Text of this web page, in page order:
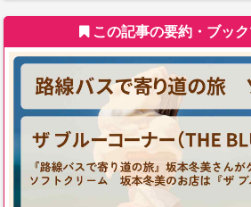
この記事の要約・ブッ